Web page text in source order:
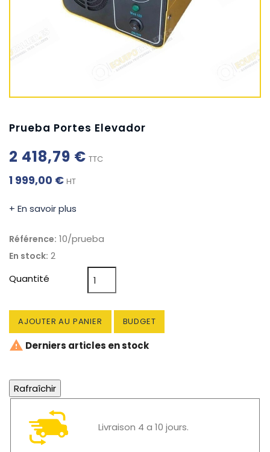
Prueba Portes Elevador
2 418,79 € TTC
1 999,00 € HT
+ En savoir plus
Référence: 10/prueba
En stock: 2
Quantité
AJOUTER AU PANIER BUDGET
 Derniers articles en stock
Livraison 4 a 10 jours.